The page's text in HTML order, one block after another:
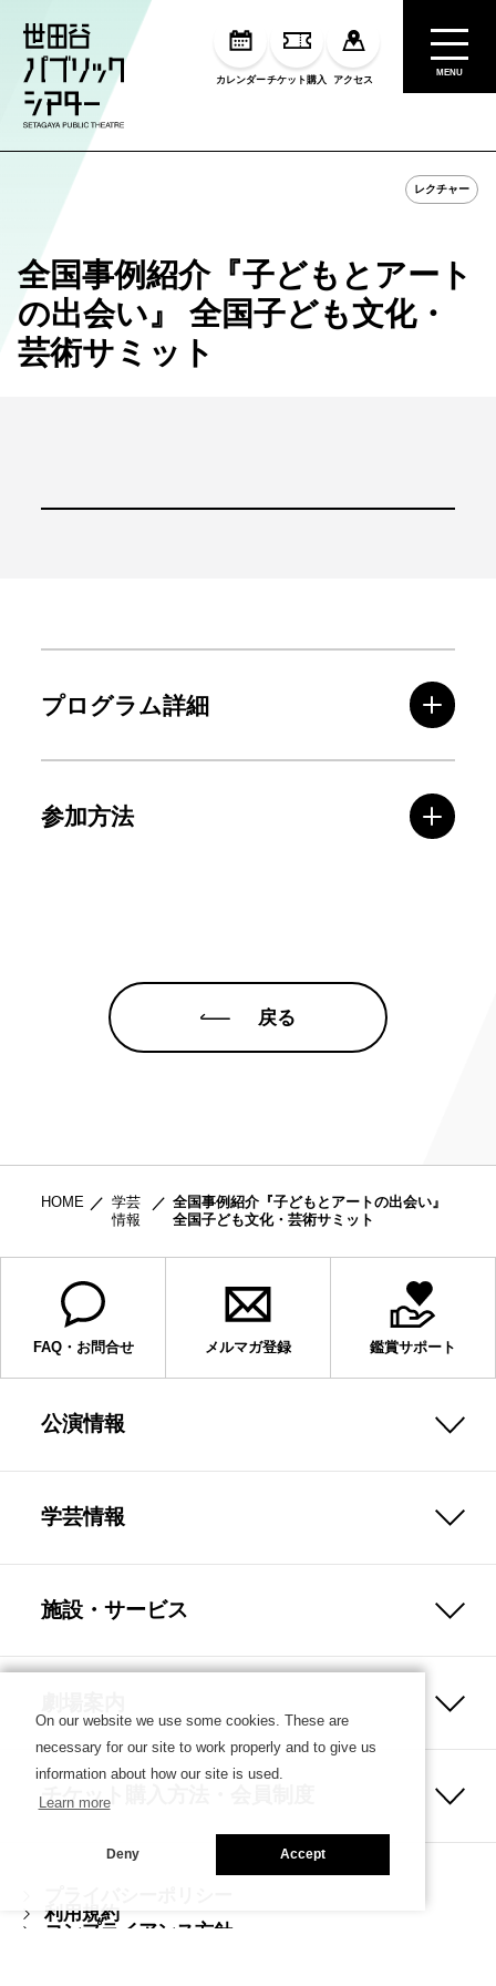
カレンダーチケット購入 アクセス
MENU
レクチャー
全国事例紹介『子どもとアート
の出会い』 全国子ども文化・
芸術サミット
プログラム詳細
参加方法
戻る
HOME
学芸
情報
全国事例紹介『子どもとアートの出会い』
全国子ども文化・芸術サミット
FAQ・お問合せ メルマガ登録 鑑賞サポート
公演情報
学芸情報
施設・サービス
チケット購入方法・会員制度
利用規約
コンプライアンス方針
On our website we use some cookies. These are
necessary for our site to work properly and to give us
information about how our site is used.
Learn more
Deny Accept